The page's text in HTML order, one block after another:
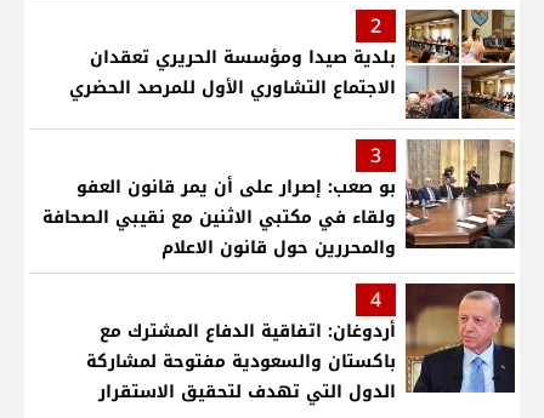
2
بلدية صيدا ومؤسسة الحريري تعقدان
الاجتماع التشاوري الأول للمرصد الحضري
3
بو صعب: إصرار على أن يمر قانون العفو
ولقاء في مكتبي الاثنين مع نقيبي الصحافة
والمحررين حول قانون الاعلام
4
أردوغان: اتفاقية الدفاع المشترك مع
باكستان والسعودية مفتوحة لمشاركة
الدول التي تهدف لتحقيق الاستقرار